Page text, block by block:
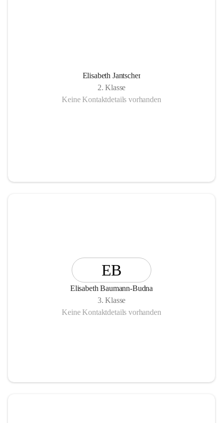
Elisabeth Jantscher
2. Klasse
Keine Kontaktdetails vorhanden
EB
Elisabeth Baumann-Budna
3. Klasse
Keine Kontaktdetails vorhanden